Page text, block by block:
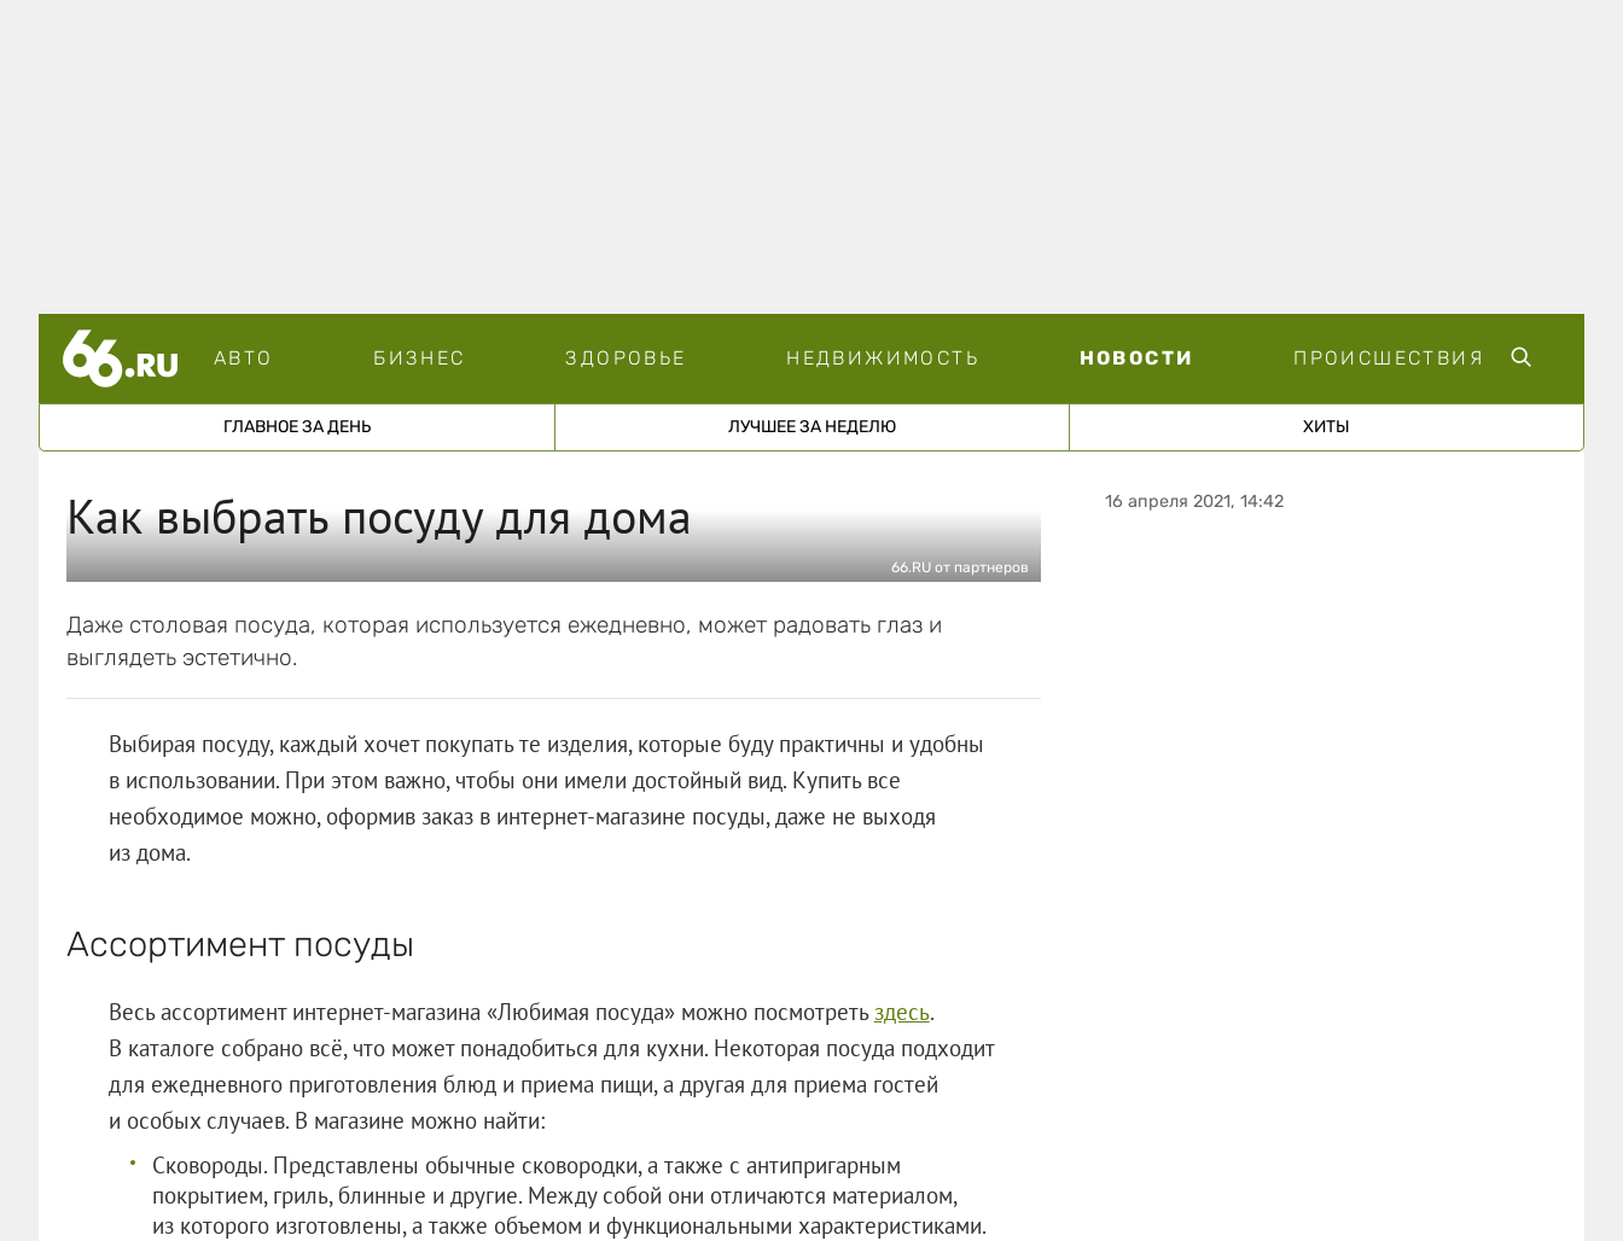
АВТО БИЗНЕС ЗДОРОВЬЕ НЕДВИЖИМОСТЬ НОВОСТИ ПРОИСШЕСТВИЯ
ГЛАВНОЕ ЗА ДЕНЬ ЛУЧШЕЕ ЗА НЕДЕЛЮ ХИТЫ
Как выбрать посуду для дома
66.RU от партнеров
Даже столовая посуда, которая используется ежедневно, может радовать глаз и
выглядеть эстетично.
Выбирая посуду, каждый хочет покупать те изделия, которые буду практичны и удобны
в использовании. При этом важно, чтобы они имели достойный вид. Купить все
необходимое можно, оформив заказ в интернет-магазине посуды, даже не выходя
из дома.
Ассортимент посуды
Весь ассортимент интернет-магазина «Любимая посуда» можно посмотреть здесь.
В каталоге собрано всё, что может понадобиться для кухни. Некоторая посуда подходит
для ежедневного приготовления блюд и приема пищи, а другая для приема гостей
и особых случаев. В магазине можно найти:
Сковороды. Представлены обычные сковородки, а также с антипригарным
покрытием, гриль, блинные и другие. Между собой они отличаются материалом,
из которого изготовлены, а также объемом и функциональными характеристиками.
16 апреля 2021, 14:42